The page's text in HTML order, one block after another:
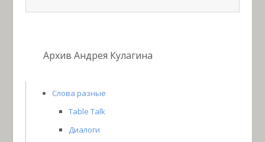
Архив Андрея Кулагина
Слова разные
Table Talk
Диалоги